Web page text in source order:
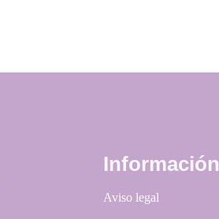
Información
Aviso legal